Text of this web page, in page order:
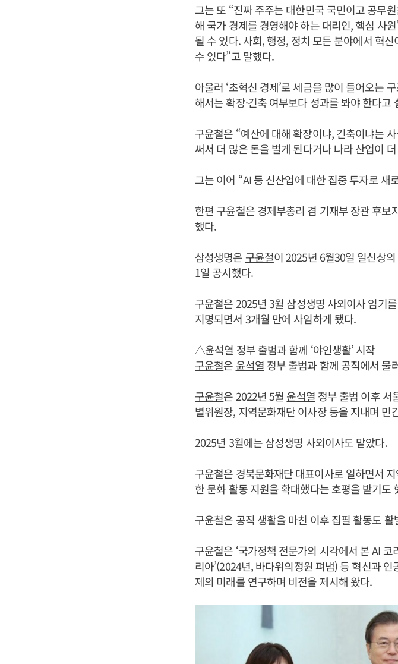
그는 또 “진짜 주주는 대한민국 국민이고 공무
해 국가 경제를 경영해야 하는 대리인, 핵심 사
될 수 있다. 사회, 행정, 정치 모든 분야에서 혁
수 있다”고 말했다.
아울러 ‘초혁신 경제’로 세금을 많이 들어오는
해서는 확장·긴축 여부보다 성과를 봐야 한다고
구윤철은 “예산에 대해 확장이냐, 긴축이냐는
써서 더 많은 돈을 벌게 된다거나 나라 산업이
그는 이어 “AI 등 신산업에 대한 집중 투자로
한편 구윤철은 경제부총리 겸 기재부 장관 후보
했다.
삼성생명은 구윤철이 2025년 6월30일 일신상
1일 공시했다.
구윤철은 2025년 3월 삼성생명 사외이사 임기
지명되면서 3개월 만에 사임하게 됐다.
△윤석열 정부 출범과 함께 ‘야인생활’ 시작
구윤철은 윤석열 정부 출범과 함께 공직에서 물
구윤철은 2022년 5월 윤석열 정부 출범 이후 서
별위원장, 지역문화재단 이사장 등을 지내며 민
2025년 3월에는 삼성생명 사외이사도 맡았다.
구윤철은 경북문화재단 대표이사로 일하면서
한 문화 활동 지원을 확대했다는 호평을 받기도
구윤철은 공직 생활을 마친 이후 집필 활동도 활
구윤철은 ‘국가정책 전문가의 시각에서 본 AI
리아’(2024년, 바다위의정원 펴냄) 등 혁신과
제의 미래를 연구하며 비전을 제시해 왔다.